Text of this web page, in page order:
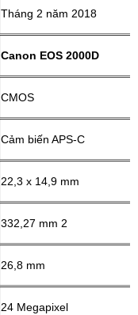
Tháng 2 năm 2018
Canon EOS 2000D
CMOS
Cảm biến APS-C
22,3 x 14,9 mm
332,27 mm 2
26,8 mm
24 Megapixel